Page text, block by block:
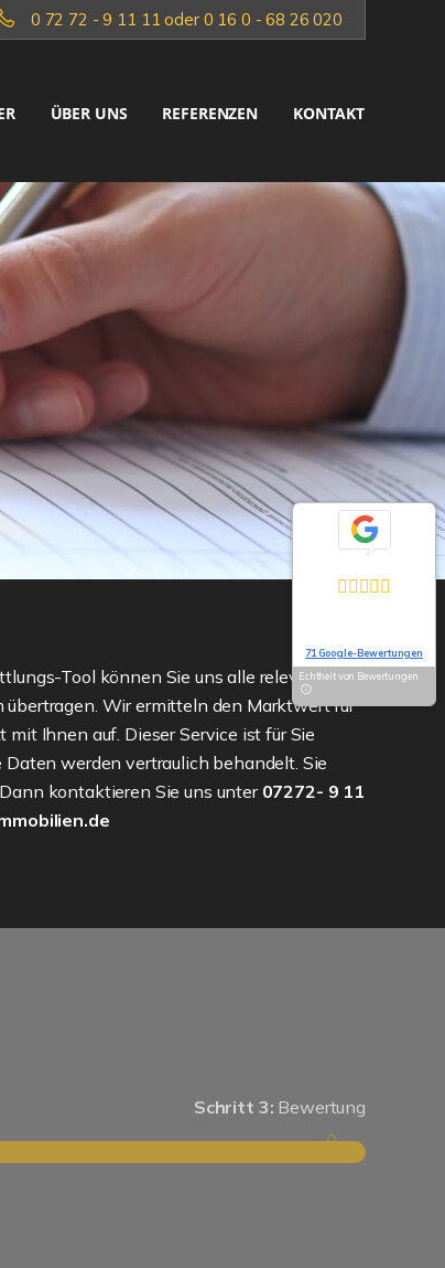
0 72 72 - 9 11 11 oder 0 16 0 - 68 26 020
ÜBER UNS REFERENZEN KONTAKT
Tool können Sie uns alle relevanten
übertragen. Wir ermitteln den Marktwert für
Ihnen auf. Dieser Service ist für Sie
Daten werden vertraulich behandelt. Sie
kontaktieren Sie uns unter 07272- 9 11
Schritt 3: Bewertung
71 Google-Bewertungen
Echtheit von Bewertungen